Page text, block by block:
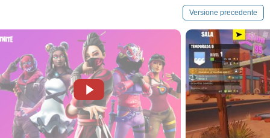
Versione precedente